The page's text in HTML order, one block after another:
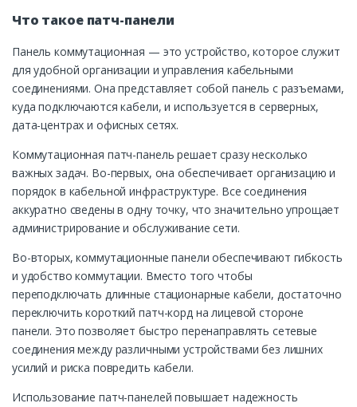
Что такое патч-панели
Панель коммутационная — это устройство, которое служит
для удобной организации и управления кабельными
соединениями. Она представляет собой панель с разъемами,
куда подключаются кабели, и используется в серверных,
дата-центрах и офисных сетях.
Коммутационная патч-панель решает сразу несколько
важных задач. Во-первых, она обеспечивает организацию и
порядок в кабельной инфраструктуре. Все соединения
аккуратно сведены в одну точку, что значительно упрощает
администрирование и обслуживание сети.
Во-вторых, коммутационные панели обеспечивают гибкость
и удобство коммутации. Вместо того чтобы
переподключать длинные стационарные кабели, достаточно
переключить короткий патч-корд на лицевой стороне
панели. Это позволяет быстро перенаправлять сетевые
соединения между различными устройствами без лишних
усилий и риска повредить кабели.
Использование патч-панелей повышает надежность